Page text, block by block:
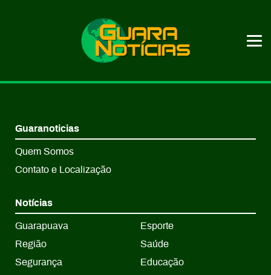
Guaranoticias
Quem Somos
Contato e Localização
Notícias
Guarapuava
Região
Segurança
Esporte
Saúde
Educação